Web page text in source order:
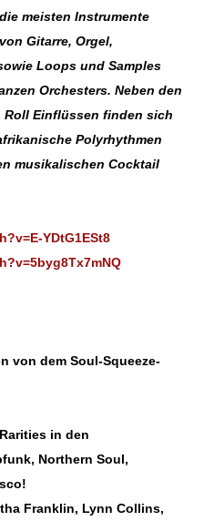
meisten Instrumente
Gitarre, Orgel,
Loops und Samples
Orchesters. Neben den
Roll Einflüssen finden sich
Polyrhythmen
musikalischen Cocktail
YDtG1ESt8
von dem Soul-Squeeze-
in den
Northern Soul,
Franklin, Lynn Collins,